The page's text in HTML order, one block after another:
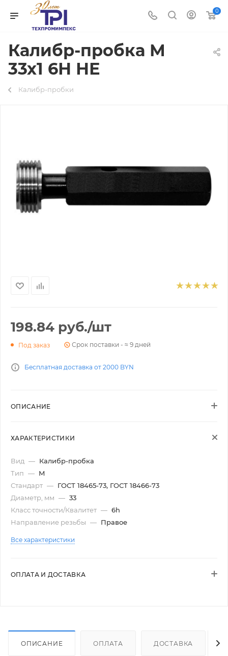
0
Калибр-пробка М
33х1 6Н НЕ
Калибр-пробки
198.84 руб./шт
Под заказ Срок поставки - ≈ 9 дней
Бесплатная доставка от 2000 BYN
ОПИСАНИЕ
ХАРАКТЕРИСТИКИ
Вид — Калибр-пробка
Тип — М
Стандарт — ГОСТ 18465-73, ГОСТ 18466-73
Диаметр, мм — 33
Класс точности/Квалитет — 6h
Направление резьбы — Правое
Все характеристики
ОПЛАТА И ДОСТАВКА
ОПИСАНИЕ ОПЛАТА ДОСТАВКА